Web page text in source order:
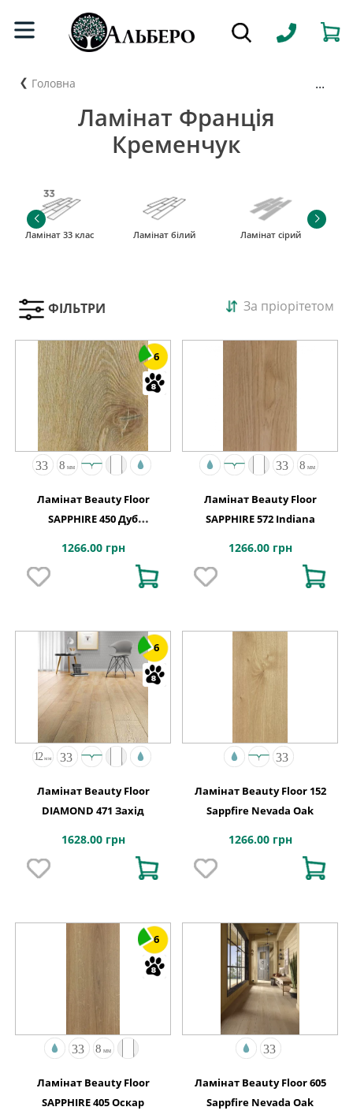
Головна ...
Ламінат Франція
Кременчук
Ламінат 33 клас Ламінат білий Ламінат сірий
ФІЛЬТРИ За пріорітетом
6
Ламінат Beauty Floor
SAPPHIRE 450 Дуб
1266.00 грн
Ламінат Beauty Floor
SAPPHIRE 572 Indiana
1266.00 грн
6
Ламінат Beauty Floor
DIAMOND 471 Захід
1628.00 грн
Ламінат Beauty Floor 152
Sappfire Nevada Oak
1266.00 грн
6
Ламінат Beauty Floor
SAPPHIRE 405 Оскар
Ламінат Beauty Floor 605
Sappfire Nevada Oak